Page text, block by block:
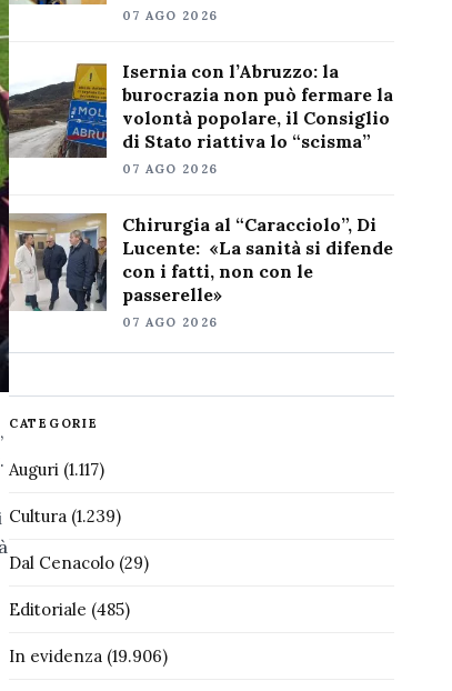
07 AGO 2026
Isernia con l’Abruzzo: la
burocrazia non può fermare la
volontà popolare, il Consiglio
di Stato riattiva lo “scisma”
07 AGO 2026
Chirurgia al “Caracciolo”, Di
Lucente: «La sanità si difende
con i fatti, non con le
passerelle»
07 AGO 2026
CATEGORIE
Auguri(1.117)
Cultura(1.239)
Dal Cenacolo(29)
Editoriale (485)
In evidenza(19.906)